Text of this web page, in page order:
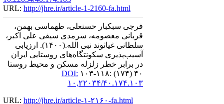
URL: http://jhre.ir/article-1-2160-fa.html
فرجی سبکبار حسنعلی، طهماسی بهمن،
قربانی معصومه، سرمدی سیفی علی اکبر،
سلطانی غیاثوند نبی الله.(۱۴۰۰).
ارزیابی
آسیب‌پذیری سکونتگاه‌های روستایی ایران
در برابر خطر زلزله مسکن و محیط روستا
۴۰ (۱۷۴) :۱۱۸-۱۰۳
DOI:
۱۰,۲۲۰۳۴/۴۰.۱۷۴.۱۰۳
URL: http://jhre.ir/article-۱-۲۱۶۰-fa.html